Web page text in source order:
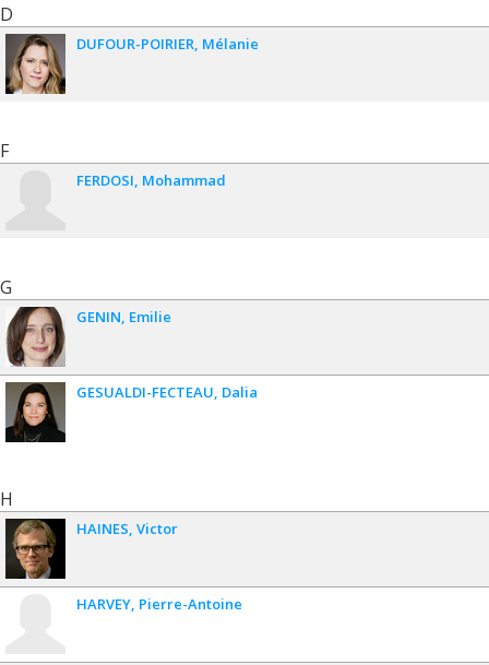
D
DUFOUR-POIRIER Mélanie
F
FERDOSI Mohammad
G
GENIN Emilie
GESUALDI-FECTEAU Dalia
H
HAINES Victor
HARVEY Pierre-Antoine